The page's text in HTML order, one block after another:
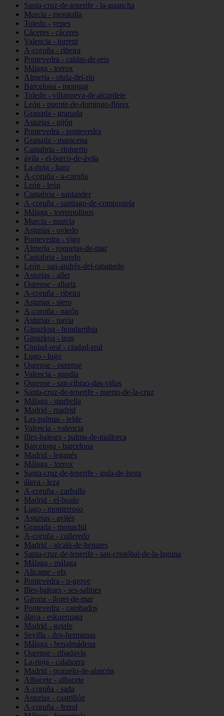
Santa-cruz-de-tenerife - la-guancha
Murcia - moratalla
Toledo - yepes
Cáceres - cáceres
Valencia - torrent
A-coruña - ribeira
Pontevedra - caldas-de-reis
Málaga - torrox
Almería - olula-del-río
Barcelona - montgat
Toledo - villanueva-de-alcardete
León - puente-de-domingo-flórez
Granada - granada
Asturias - gijón
Pontevedra - pontevedra
Granada - maracena
Cantabria - riotuerto
ávila - el-barco-de-ávila
La-rioja - haro
A-coruña - a-coruña
León - león
Cantabria - santander
A-coruña - santiago-de-compostela
Málaga - torremolinos
Murcia - murcia
Asturias - oviedo
Pontevedra - vigo
Almería - roquetas-de-mar
Cantabria - laredo
León - san-andrés-del-rabanedo
Asturias - aller
Ourense - allariz
A-coruña - ribeira
Asturias - siero
A-coruña - narón
Asturias - navia
Gipuzkoa - hondarribia
Gipuzkoa - irun
Ciudad-real - ciudad-real
Lugo - lugo
Ourense - ourense
Valencia - gandia
Ourense - san-cibrao-das-viñas
Santa-cruz-de-tenerife - puerto-de-la-cruz
Málaga - marbella
Madrid - madrid
Las-palmas - telde
Valencia - valencia
Illes-balears - palma-de-mallorca
Barcelona - barcelona
Madrid - leganés
Málaga - torrox
Santa-cruz-de-tenerife - guía-de-isora
álava - leza
A-coruña - carballo
Madrid - el-boalo
Lugo - monterroso
Asturias - avilés
Granada - monachil
A-coruña - culleredo
Madrid - alcalá-de-henares
Santa-cruz-de-tenerife - san-cristóbal-de-la-laguna
Málaga - málaga
Alicante - elx
Pontevedra - o-grove
Illes-balears - ses-salines
Girona - lloret-de-mar
Pontevedra - cambados
álava - eskuernaga
Madrid - getafe
Sevilla - dos-hermanas
Málaga - benalmádena
Ourense - ribadavia
La-rioja - calahorra
Madrid - pozuelo-de-alarcón
Albacete - albacete
A-coruña - sada
Asturias - castrillón
A-coruña - ferrol